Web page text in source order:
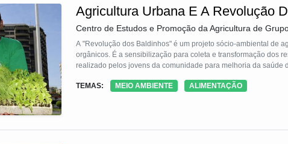
Agricultura Urbana E A Revolução
Centro de Estudos e Promoção da Agricultura de
A "Revolução dos Baldinhos" é um projeto sócio-ambiental de
orgânicos. É a sensibilização para coleta e transformação dos
realizado pelos jovens da comunidade para melhoria da saúde
TEMAS: MEIO AMBIENTE ALIMENTAÇÃO